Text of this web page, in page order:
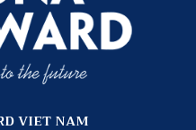
VIET NAM